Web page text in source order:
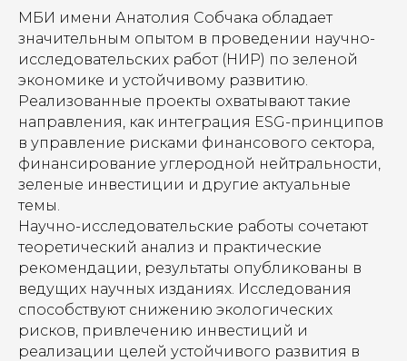
МБИ имени Анатолия Собчака обладает
значительным опытом в проведении научно-
исследовательских работ (НИР) по зеленой
экономике и устойчивому развитию.
Реализованные проекты охватывают такие
направления, как интеграция ESG-принципов
в управление рисками финансового сектора,
финансирование углеродной нейтральности,
зеленые инвестиции и другие актуальные
темы.
Научно-исследовательские работы сочетают
теоретический анализ и практические
рекомендации, результаты опубликованы в
ведущих научных изданиях. Исследования
способствуют снижению экологических
рисков, привлечению инвестиций и
реализации целей устойчивого развития в